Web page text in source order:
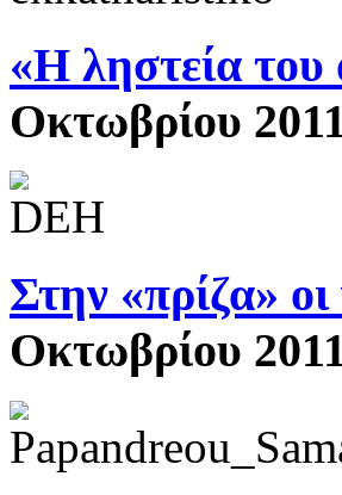
«Η ληστεία
Οκτωβρίου
Στην «πρίζα»
Οκτωβρίου